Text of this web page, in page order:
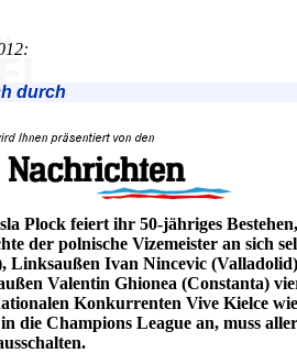
durch
Plock feiert ihr 50-jähriges
der polnische Vizemeister an sich
Ivan Nincevic
Valentin Ghionea (Constanta)
Konkurrenten Vive Kielce
die Champions League an, muss